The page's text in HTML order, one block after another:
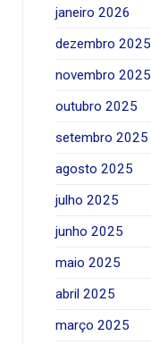
janeiro 2026
dezembro 2025
novembro 2025
outubro 2025
setembro 2025
agosto 2025
julho 2025
junho 2025
maio 2025
abril 2025
março 2025